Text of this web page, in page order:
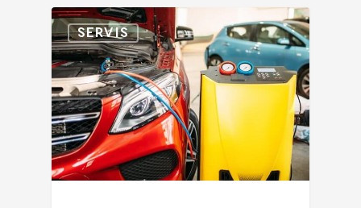
SERVIS